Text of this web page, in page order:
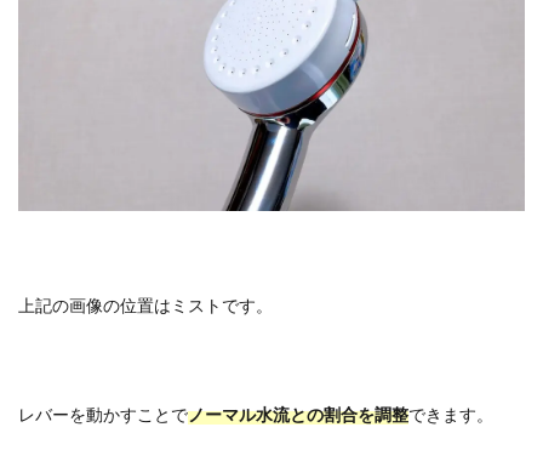
上記の画像の位置はミストです。
レバーを動かすことでノーマル水流との割合を調整できます。